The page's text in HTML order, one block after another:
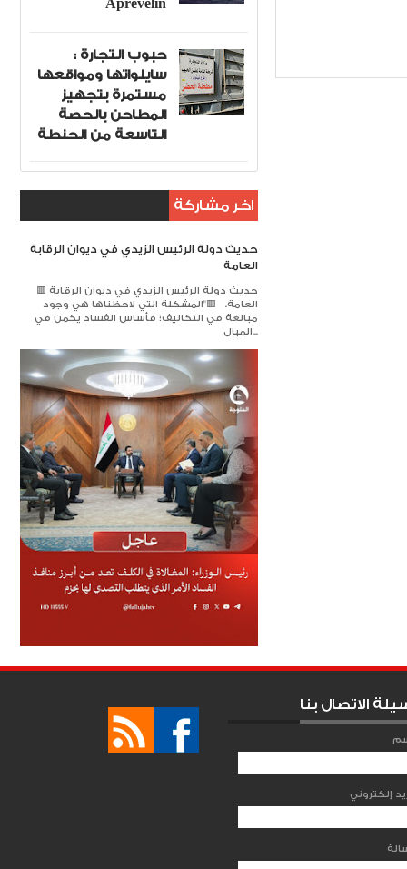
حبوب التجارة :
سايلواتها ومواقعها
مستمرة بتجهيز
المطاحن بالحصة
التاسعة من الحنطة
اخر مشاركة
حديث دولة الرئيس الزيدي في ديوان الرقابة
العامة
🟥 حديث دولة الرئيس الزيدي في ديوان الرقابة
العامة. 🟥​"المشكلة التي لاحظناها هي وجود
مبالغة في التكاليف؛ فأساس الفساد يكمن في
المبال...
الاتصال بنا